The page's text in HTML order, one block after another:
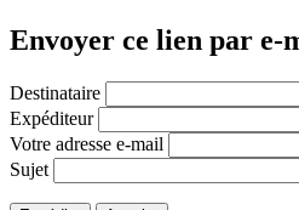
Envoyer ce lien par e-
Destinataire
Expéditeur
Votre adresse e-mail
Sujet